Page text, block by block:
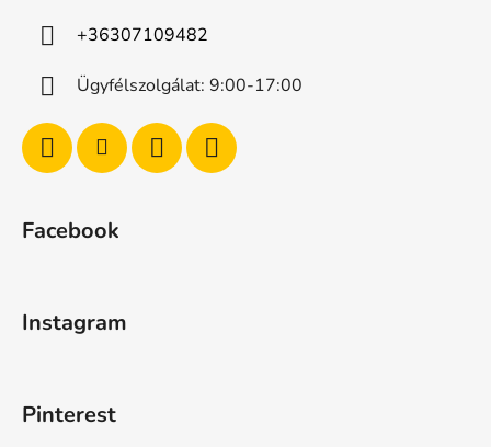
+36307109482
Ügyfélszolgálat: 9:00-17:00
Facebook
Instagram
Pinterest